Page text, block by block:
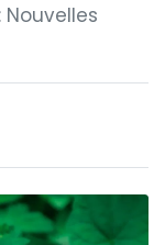
Nouvelles